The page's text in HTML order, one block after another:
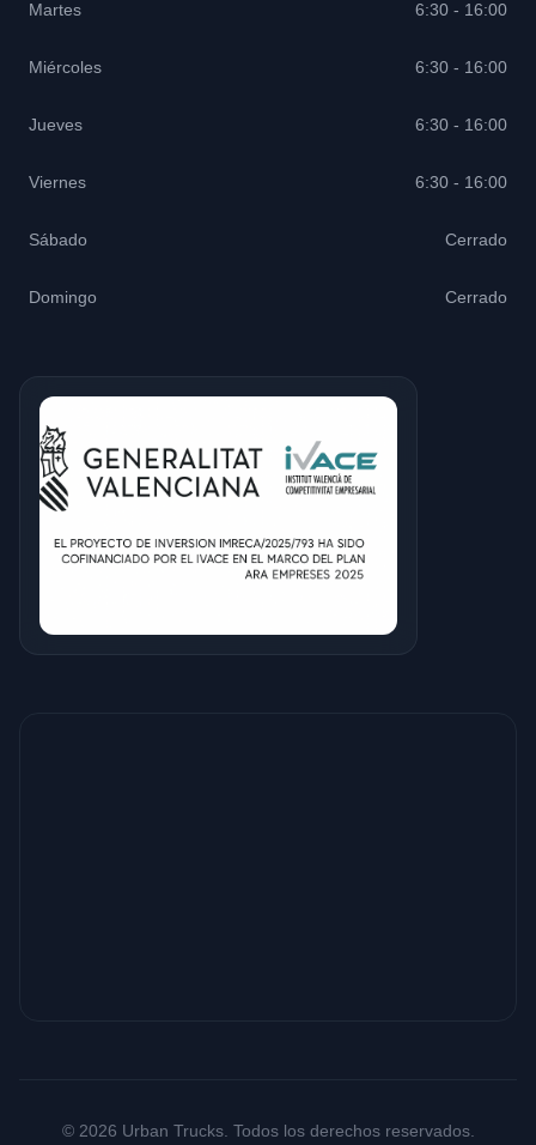
Martes 6:30 - 16:00
Miércoles 6:30 - 16:00
Jueves 6:30 - 16:00
Viernes 6:30 - 16:00
Sábado Cerrado
Domingo Cerrado
© 2026 Urban Trucks. Todos los derechos reservados.